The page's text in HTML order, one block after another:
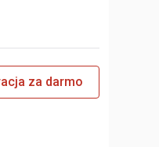
za darmo